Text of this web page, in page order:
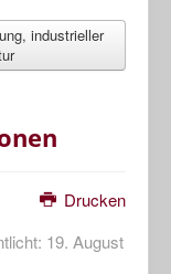
industrieller
Drucken
19. August